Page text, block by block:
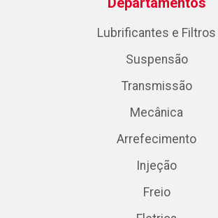
Lubrificantes e Filtros
Suspensão
Transmissão
Mecânica
Arrefecimento
Injeção
Freio